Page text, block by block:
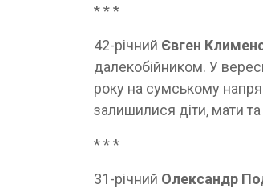
* * *
42-річний Євген
далекобійником. У
року на сумському
залишилися діти, мати та
* * *
31-річний Олександр